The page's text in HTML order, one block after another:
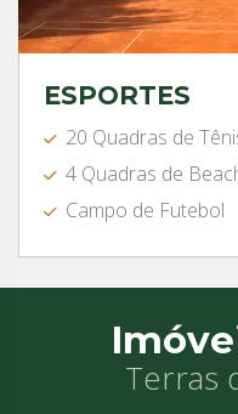
ESPORTES
20 Quadras de
4 Quadras de
Campo de Futebol
Terras